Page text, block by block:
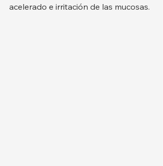
acelerado e irritación de las mucosas.